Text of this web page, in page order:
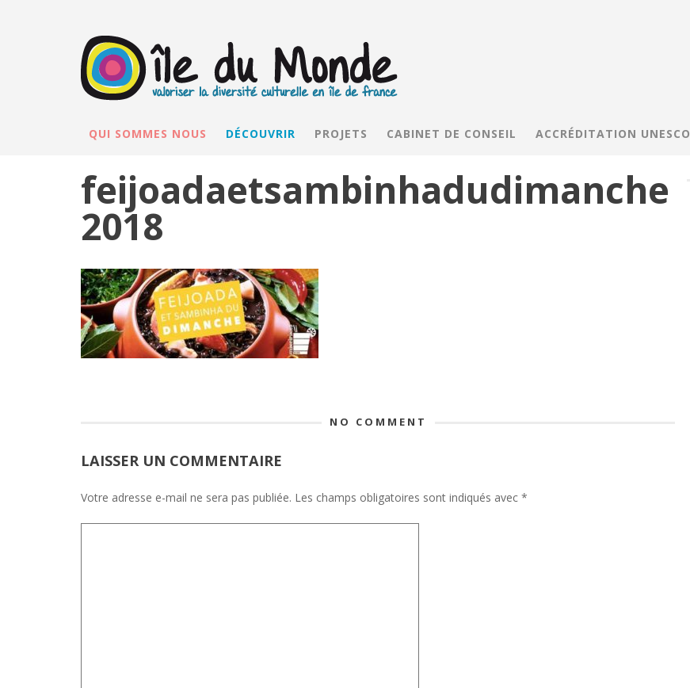
QUI SOMMES NOUS DÉCOUVRIR PROJETS CABINET DE CONSEIL ACCRÉDITATION UNESCO
feijoadaetsambinhadudimanche
2018
NO COMMENT
LAISSER UN COMMENTAIRE
Votre adresse e-mail ne sera pas publiée. Les champs obligatoires sont indiqués avec *